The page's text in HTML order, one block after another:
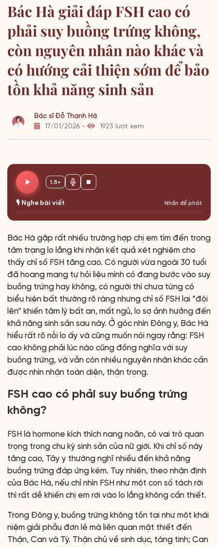
Bác Hà giải đáp FSH cao có
phải suy buồng trứng không,
còn nguyên nhân nào khác và
có hướng cải thiện sớm để bảo
tồn khả năng sinh sản
Bác sĩ Đỗ Thanh Hà
17/01/2026 -
1923 lượt xem
🎙️ Nghe bài viết Nhấn để phát
1.5×
Bác Hà gặp rất nhiều trường hợp chị em tìm đến trong
tâm trạng lo lắng khi nhận kết quả xét nghiệm cho
thấy chỉ số FSH tăng cao. Có người vừa ngoài 30 tuổi
đã hoang mang tự hỏi liệu mình có đang bước vào suy
buồng trứng hay không, có người thì chưa từng có
biểu hiện bất thường rõ ràng nhưng chỉ số FSH lại “đội
lên” khiến tâm lý bất an, mất ngủ, lo sợ ảnh hưởng đến
khả năng sinh sản sau này. Ở góc nhìn Đông y, Bác Hà
hiểu rất rõ nỗi lo ấy và cũng muốn nói ngay rằng: FSH
cao không phải lúc nào cũng đồng nghĩa với suy
buồng trứng, và vẫn còn nhiều nguyên nhân khác cần
được nhìn nhận toàn diện, thận trọng.
FSH cao có phải suy buồng trứng
không?
FSH là hormone kích thích nang noãn, có vai trò quan
trọng trong chu kỳ sinh sản của nữ giới. Khi chỉ số này
tăng cao, Tây y thường nghĩ nhiều đến khả năng
buồng trứng đáp ứng kém. Tuy nhiên, theo nhận định
của Bác Hà, nếu chỉ nhìn FSH như một con số tách rời
thì rất dễ khiến chị em rơi vào lo lắng không cần thiết.
Trong Đông y, buồng trứng không tồn tại như một khái
niệm giải phẫu đơn lẻ mà liên quan mật thiết đến
Thận, Can và Tỳ. Thận chủ về sinh dục, tàng tinh; Can